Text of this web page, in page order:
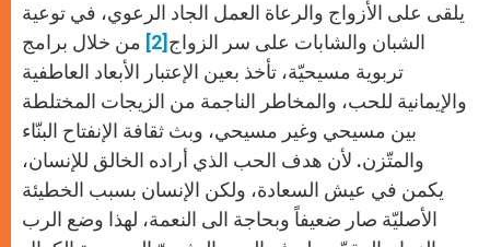
يلقى على الأزواج والرعاة العمل الجاد الرعوي، في توعية
الشبان والشابات على سر الزواج [2]
من خلال برامج
تربوية مسيحيّة، تأخذ بعين الإعتبار الأبعاد العاطفية
والإيمانية للحب، والمخاطر الناجمة من الزيجات المختلطة
بين مسيحي وغير مسيحي، وبث ثقافة الإنفتاح البنّاء
والمتّزن. لأن هدف الحب الذي أراده الخالق للإنسان،
يكمن في عيش السعادة، ولكن الإنسان بسبب الخطيئة
الأصليّة صار ضعيفاً وبحاجة الى النعمة، لهذا وضع الرب